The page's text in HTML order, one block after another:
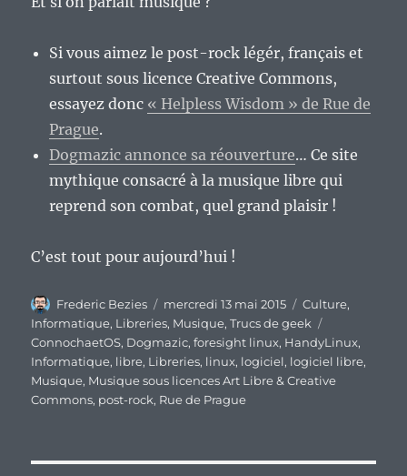
Si vous aimez le post-rock légér, français et
surtout sous licence Creative Commons,
essayez donc « Helpless Wisdom » de Rue de
Prague.
Dogmazic annonce sa réouverture… Ce site
mythique consacré à la musique libre qui
reprend son combat, quel grand plaisir !
C’est tout pour aujourd’hui !
Auteur
Frederic Bezies
Publié
le
mercredi 13 mai 2015 Catégories
Culture,
Informatique, Libreries, Musique,Trucs de geek
ConnochaetOS, Dogmazic,foresight linux, HandyLinux,
Informatique, libre, Libreries, linux, logiciel, logiciel libre,
Musique, Musique sous licences Art Libre & Creative
Commons, post-rock, Rue de Prague